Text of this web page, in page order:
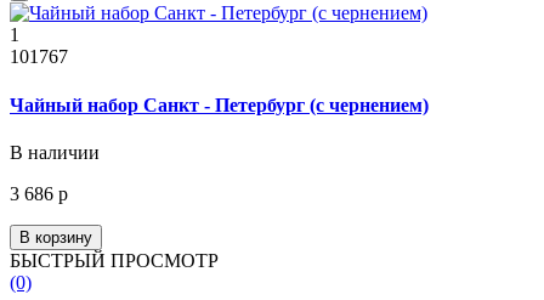
1
101767
Чайный набор Санкт - Петербург (с чернением)
В наличии
3 686 р
В корзину
БЫСТРЫЙ ПРОСМОТР
(0)